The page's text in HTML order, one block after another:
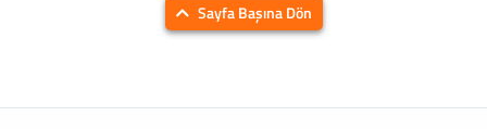
Sayfa Başına Dön